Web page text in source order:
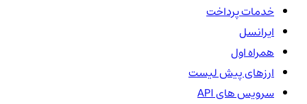
خدمات پرداخت
ایرانسل
همراه اول
ارزهای پیش لیست
سرویس های API